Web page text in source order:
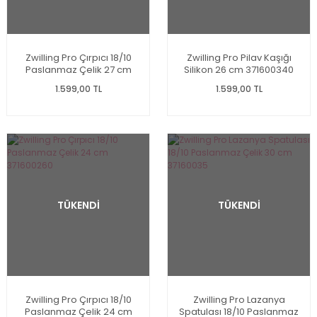
Zwilling Pro Çırpıcı 18/10
Paslanmaz Çelik 27 cm
1.599,00 TL
Zwilling Pro Pilav Kaşığı
Silikon 26 cm 371600340
1.599,00 TL
TÜKENDİ
Zwilling Pro Çırpıcı 18/10
Paslanmaz Çelik 24 cm
TÜKENDİ
Zwilling Pro Lazanya
Spatulası 18/10 Paslanmaz